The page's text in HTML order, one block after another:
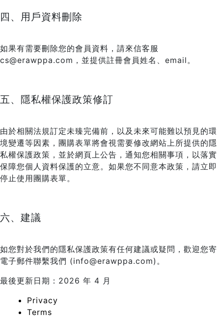
四、用戶資料刪除
如果有需要刪除您的會員資料，請來信客服
cs@erawppa.com，並提供註冊會員姓名、email。
五、隱私權保護政策修訂
由於相關法規訂定未臻完備前，以及未來可能難以預見的環
境變遷等因素，團購表單將會視需要修改網站上所提供的隱
私權保護政策，並於網頁上公告，通知您相關事項，以落實
保障您個人資料保護的立意。如果您不同意本政策，請立即
停止使用團購表單。
六、建議
如您對於我們的隱私保護政策有任何建議或疑問，歡迎您寄
電子郵件聯繫我們 (info@erawppa.com)。
最後更新日期：2026 年 4 月
Privacy
Terms